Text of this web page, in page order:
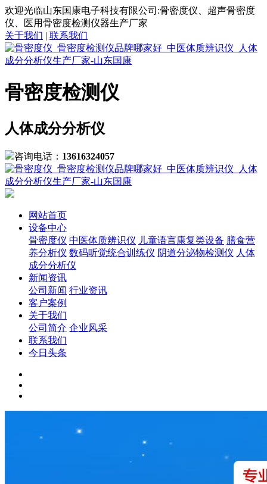
欢迎光临山东国康电子科技有限公司:骨密度仪、超声骨密度
仪、医用骨密度检测仪器生产厂家
关于我们 | 联系我们
骨密度检测仪
人体成分分析仪
咨询电话： 13616324057
网站首页
设备中心
骨密度仪 中医体质辨识仪 儿童语言康复类设备 膳食营
养分析仪 数码听觉统合训练仪 阴道分泌物检测仪 人体
成分分析仪
新闻资讯
公司新闻 行业资讯
客户案例
关于我们
公司简介 企业风采
联系我们
今日头条